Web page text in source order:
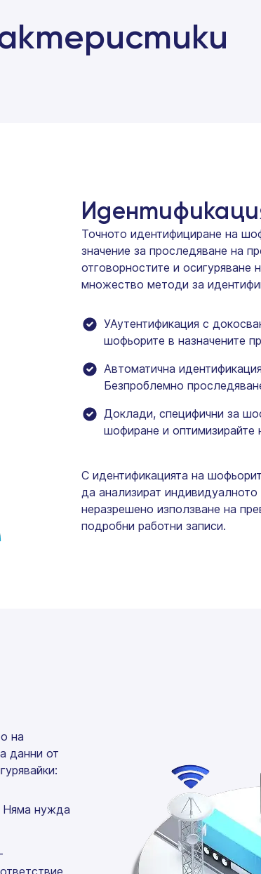
Точното идентифициране на
значение за проследяване на
отговорностите и осигуряване
множество методи за
УАутентификация с
шофьорите в назначените
Автоматична
Безпроблемно
Доклади, специфични за
шофиране и оптимизирайте
С идентификацията на
да анализират
неразрешено използване на
подробни работни записи.
на
данни от
Няма нужда